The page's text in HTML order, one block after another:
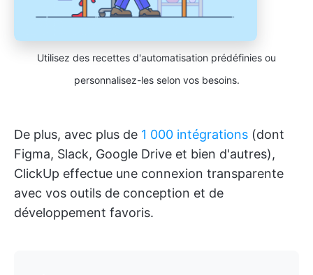
Utilisez des recettes d'automatisation prédéfinies ou
personnalisez-les selon vos besoins.
De plus, avec plus de 1 000 intégrations (dont
Figma, Slack, Google Drive et bien d'autres),
ClickUp effectue une connexion transparente
avec vos outils de conception et de
développement favoris.